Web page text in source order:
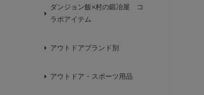
ダンジョン飯×村の鍛冶屋 コ
ラボアイテム
アウトドアブランド別
アウトドア・スポーツ用品